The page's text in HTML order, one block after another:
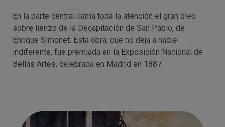
En la parte central llama toda la atención el gran óleo
sobre lienzo de la Decapitación de San Pablo, de
Enrique Simonet. Esta obra, que no deja a nadie
indiferente, fue premiada en la Exposición Nacional de
Bellas Artes, celebrada en Madrid en 1887.